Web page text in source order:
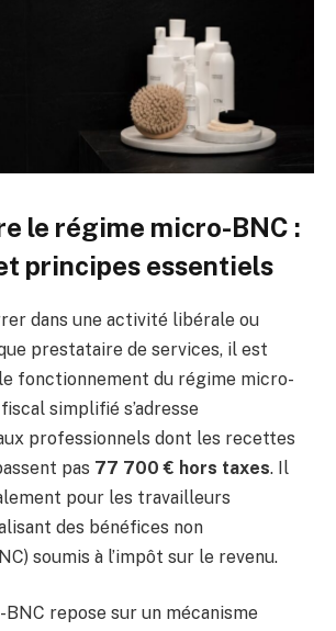
le régime micro-BNC :
principes essentiels
dans une activité libérale ou
prestataire de services, il est
fonctionnement du régime micro-
simplifié s’adresse
professionnels dont les recettes
pas 77 700 € hors taxes. Il
pour les travailleurs
des bénéfices non
soumis à l’impôt sur le revenu.
repose sur un mécanisme